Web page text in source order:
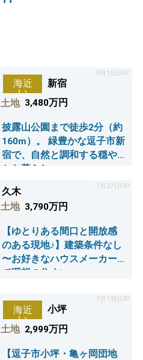
8月10日UP
海近
い
新宿
土地 3,480万円
披露山公園まで徒歩2分（約
160m）。 緑豊かな逗子市新
宿で、自然と調和する穏や
かな暮らし。
7月27日UP
久木
土地 3,790万円
【ゆとりある間⼝と開放感
のある現地♪】建築条件なし
〜お好きなハウスメーカー
で理想の住まい～
7月19日UP
海近
い
小坪
土地 2,999万円
【逗子市小坪・亀ヶ岡団地